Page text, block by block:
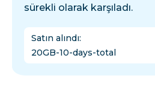
sürekli olarak karşıladı.
Satın alındı:
20GB-10-days-total